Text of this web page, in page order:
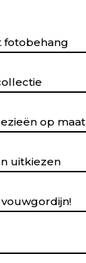
fotobehang
op maat
uitkiezen
vouwgordijn!